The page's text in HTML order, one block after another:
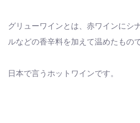
グリューワインとは、赤ワインにシ
ルなどの香辛料を加えて温めたもので
日本で言うホットワインです。